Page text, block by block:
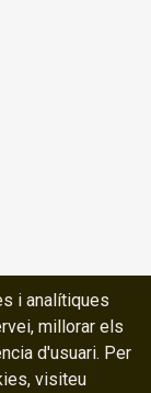
i analítiques
millorar els
d'usuari. Per
visiteu